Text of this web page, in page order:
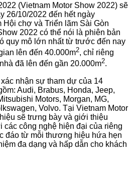
(Vietnam Motor Show 2022) sẽ
26/10/2022 đến hết ngày
Hội chợ và Triển lãm Sài Gòn
2022 có thể nói là phiên bản
quy mô lớn nhất từ trước đến nay
lên đến 40.000m2, chỉ riêng
đã lên đến gần 20.000m2.
nhận sự tham dự của 14
Audi, Brabus, Honda, Jeep,
Motors, Morgan, MG,
Volvo. Tại Vietnam Motor
sẽ trưng bày và giới thiệu
các công nghệ hiện đại của riêng
đáo từ mỗi thương hiệu hứa hẹn
đa dạng và hấp dẫn cho khách